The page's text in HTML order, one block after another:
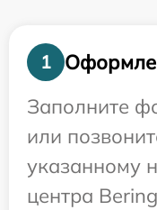
1
Заполните
или
указанному
центра